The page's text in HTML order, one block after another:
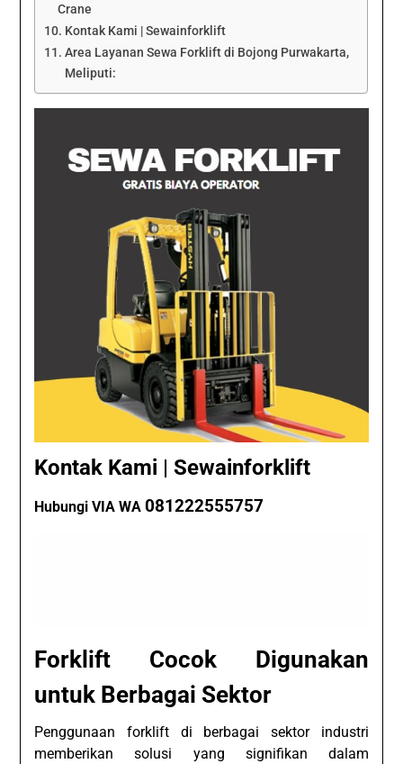
Crane
Kontak Kami | Sewainforklift
Area Layanan Sewa Forklift di Bojong Purwakarta,
Meliputi:
Kontak Kami | Sewainforklift
Hubungi VIA WA081222555757
Forklift Cocok Digunakan
untuk Berbagai Sektor
Penggunaan forklift di berbagai sektor industri
memberikan solusi yang signifikan dalam